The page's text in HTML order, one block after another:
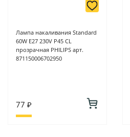
Лампа накаливания Standard
60W E27 230V P45 CL
прозрачная PHILIPS арт.
871150006702950
77 ₽